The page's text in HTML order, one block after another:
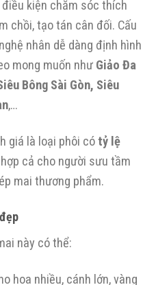
kiện chăm sóc thích
chồi, tạo tán cân đối. Cấu
nhân dễ dàng định hình
mong muốn như Giảo Đa
Bông Sài Gòn, Siêu
,…
giá là loại phôi có tỷ lệ
hợp cả cho người sưu tầm
mai thương phẩm.
này có thể:
hoa nhiều, cánh lớn, vàng